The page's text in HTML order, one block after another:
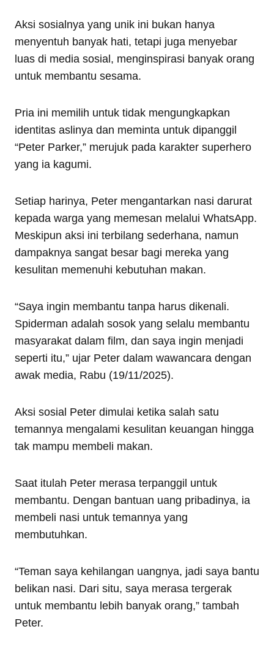
Aksi sosialnya yang unik ini bukan hanya
menyentuh banyak hati, tetapi juga menyebar
luas di media sosial, menginspirasi banyak orang
untuk membantu sesama.
Pria ini memilih untuk tidak mengungkapkan
identitas aslinya dan meminta untuk dipanggil
“Peter Parker,” merujuk pada karakter superhero
yang ia kagumi.
Setiap harinya, Peter mengantarkan nasi darurat
kepada warga yang memesan melalui WhatsApp.
Meskipun aksi ini terbilang sederhana, namun
dampaknya sangat besar bagi mereka yang
kesulitan memenuhi kebutuhan makan.
“Saya ingin membantu tanpa harus dikenali.
Spiderman adalah sosok yang selalu membantu
masyarakat dalam film, dan saya ingin menjadi
seperti itu,” ujar Peter dalam wawancara dengan
awak media, Rabu (19/11/2025).
Aksi sosial Peter dimulai ketika salah satu
temannya mengalami kesulitan keuangan hingga
tak mampu membeli makan.
Saat itulah Peter merasa terpanggil untuk
membantu. Dengan bantuan uang pribadinya, ia
membeli nasi untuk temannya yang
membutuhkan.
“Teman saya kehilangan uangnya, jadi saya bantu
belikan nasi. Dari situ, saya merasa tergerak
untuk membantu lebih banyak orang,” tambah
Peter.